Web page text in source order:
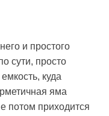
и простого
сути, просто
куда
яма
потом приходится